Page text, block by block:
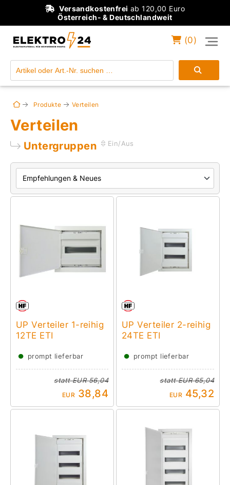
Versandkostenfrei ab 120,00 Euro
Österreich- & Deutschlandweit
Einloggen
(0)
Produkte Verteilen
Verteilen
Untergruppen Ein/Aus
UP Verteiler 1-reihig
12TE ETI
● prompt lieferbar
stattEUR 56,04
EUR 38,84
UP Verteiler 2-reihig
24TE ETI
● prompt lieferbar
stattEUR 65,04
EUR 45,32